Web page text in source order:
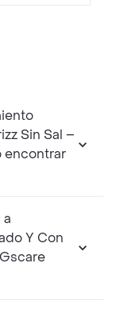
Sin Sal –
encontrar
Y Con